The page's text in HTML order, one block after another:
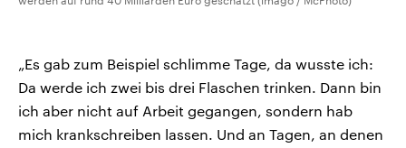
„Es gab zum Beispiel schlimme Tage, da wusste ich:
Da werde ich zwei bis drei Flaschen trinken. Dann bin
ich aber nicht auf Arbeit gegangen, sondern hab
mich krankschreiben lassen. Und an Tagen, an denen